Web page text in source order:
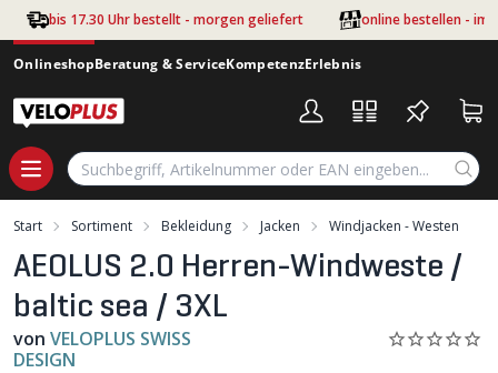
Zum Hauptinhalt springen
bis 17.30 Uhr bestellt - morgen geliefert online bestellen - im
OnlineshopBeratung & ServiceKompetenzErlebnis
Start Sortiment Bekleidung Jacken Windjacken - Westen
AEOLUS 2.0 Herren-Windweste /
baltic sea / 3XL
von VELOPLUS SWISS
DESIGN